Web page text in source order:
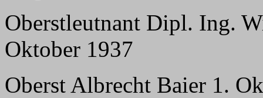
Oberstleutnant Dipl. Ing.
Oktober 1937
Oberst Albrecht Baier 1.